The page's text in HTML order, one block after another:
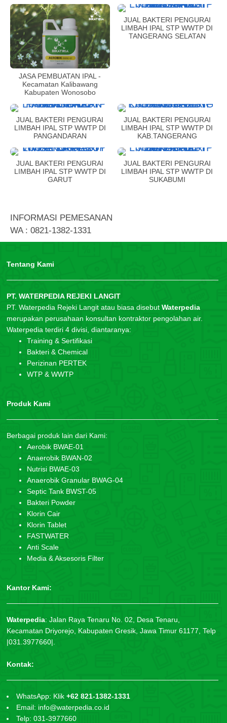
JASA PEMBUATAN IPAL -
Kecamatan Kalibawang
Kabupaten Wonosobo
JUAL BAKTERI PENGURAI
LIMBAH IPAL STP WWTP DI
TANGERANG SELATAN
JUAL BAKTERI PENGURAI
LIMBAH IPAL STP WWTP DI
PANGANDARAN
JUAL BAKTERI PENGURAI
LIMBAH IPAL STP WWTP DI
KAB.TANGERANG
JUAL BAKTERI PENGURAI
LIMBAH IPAL STP WWTP DI
GARUT
JUAL BAKTERI PENGURAI
LIMBAH IPAL STP WWTP DI
SUKABUMI
INFORMASI PEMESANAN
WA : 0821-1382-1331
Tentang Kami
PT. WATERPEDIA REJEKI LANGIT
PT. Waterpedia Rejeki Langit atau biasa disebut Waterpedia
merupakan perusahaan konsultan kontraktor pengolahan air.
Waterpedia terdiri 4 divisi, diantaranya:
Training & Sertifikasi
Bakteri & Chemical
Perizinan PERTEK
WTP & WWTP
Produk Kami
Berbagai produk lain dari Kami:
Aerobik BWAE-01
Anaerobik BWAN-02
Nutrisi BWAE-03
Anaerobik Granular BWAG-04
Septic Tank BWST-05
Bakteri Powder
Klorin Cair
Klorin Tablet
FASTWATER
Anti Scale
Media & Aksesoris Filter
Kantor Kami:
Waterpedia: Jalan Raya Tenaru No. 02, Desa Tenaru,
Kecamatan Driyorejo, Kabupaten Gresik, Jawa Timur 61177, Telp
|031.3977660|.
Kontak:
WhatsApp: Klik +62 821-1382-1331
Email: info@waterpedia.co.id
Telp: 031-3977660